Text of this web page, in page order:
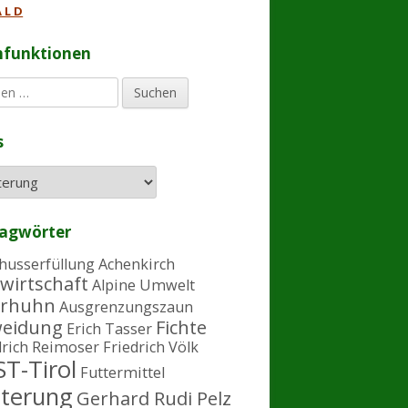
L D
Achenkirch
Alpine Umwelt
Ausgrenzungszaun
Erich Tasser Fichte
Reimoser Friedrich Völk
Tirol Futtermittel
Gerhard Rudi Pelz